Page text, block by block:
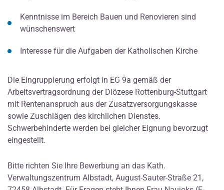
Kenntnisse im Bereich Bauen und Renovieren sind
wünschenswert
Interesse für die Aufgaben der Katholischen Kirche
Die Eingruppierung erfolgt in EG 9a gemäß der
Arbeitsvertragsordnung der Diözese Rottenburg-Stuttgart
mit Rentenanspruch aus der Zusatzversorgungskasse
sowie Zuschlägen des kirchlichen Dienstes.
Schwerbehinderte werden bei gleicher Eignung bevorzugt
eingestellt.
Bitte richten Sie Ihre Bewerbung an das Kath.
Verwaltungszentrum Albstadt, August-Sauter-Straße 21,